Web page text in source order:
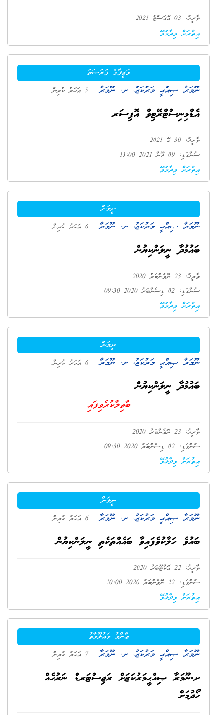
ތާރީޚު: 03 އޮގަސްޓް 2021
އިތުރަށް ވިދާޅުވޭ
ވަޒީފާގެ ފުރުޞަތު
ނޫމަރާ ޞިއްޙީ މަރުކަޒު، ށ. ނޫމަރާ . 5 އަހަރު ކުރިން
އެޑްމިނިސްޓްރޭޓިވް އޮފިސަރ
ތާރީޚު: 30 މޭ 2021
ސުންގަޑި: 09 ޖޫން 2021 13:00
އިތުރަށް ވިދާޅުވޭ
ނީލަން
ނޫމަރާ ޞިއްޙީ މަރުކަޒު، ށ. ނޫމަރާ . 6 އަހަރު ކުރިން
ބައުމުދާ ނީލަންކިޔުން
ތާރީޚު: 23 ނޮވެންބަރު 2020
ސުންގަޑި: 02 ޑިސެންބަރު 2020 09:30
އިތުރަށް ވިދާޅުވޭ
ނީލަން
ނޫމަރާ ޞިއްޙީ މަރުކަޒު، ށ. ނޫމަރާ . 6 އަހަރު ކުރިން
ބައުމުދާ ނީލަންކިޔުން
ބާތިލްކުރެވިފައި
ތާރީޚު: 23 ނޮވެންބަރު 2020
ސުންގަޑި: 02 ޑިސެންބަރު 2020 09:30
އިތުރަށް ވިދާޅުވޭ
ނީލަން
ނޫމަރާ ޞިއްޙީ މަރުކަޒު، ށ. ނޫމަރާ . 6 އަހަރު ކުރިން
ބައުވެ ހަލާކުވެފައިވާ ބައެއްތަކެތި ނީލަންކިޔުން
ތާރީޚު: 22 އޮކްޓޫބަރު 2020
ސުންގަޑި: 22 ނޮވެންބަރު 2020 10:00
އިތުރަށް ވިދާޅުވޭ
ޢާންމު މަޢުލޫމާތު
ނޫމަރާ ޞިއްޙީ މަރުކަޒު، ށ. ނޫމަރާ . 7 އަހަރު ކުރިން
ށ.ނޫމަރާ ޞިއްޙީމަރުކަޒަށް ރަޖިސްޓަރޑް ނަރުހެއް
ހޯދުމަށް